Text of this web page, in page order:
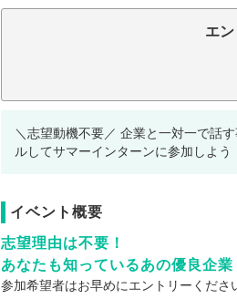
注意事項：
エ
＼志望動機不要／ 企業と一対一で話
ルしてサマーインターンに参加しよう
イベント概要
志望理由は不要！
あなたも知っているあの優良企
参加希望者はお早めにエントリーくださ